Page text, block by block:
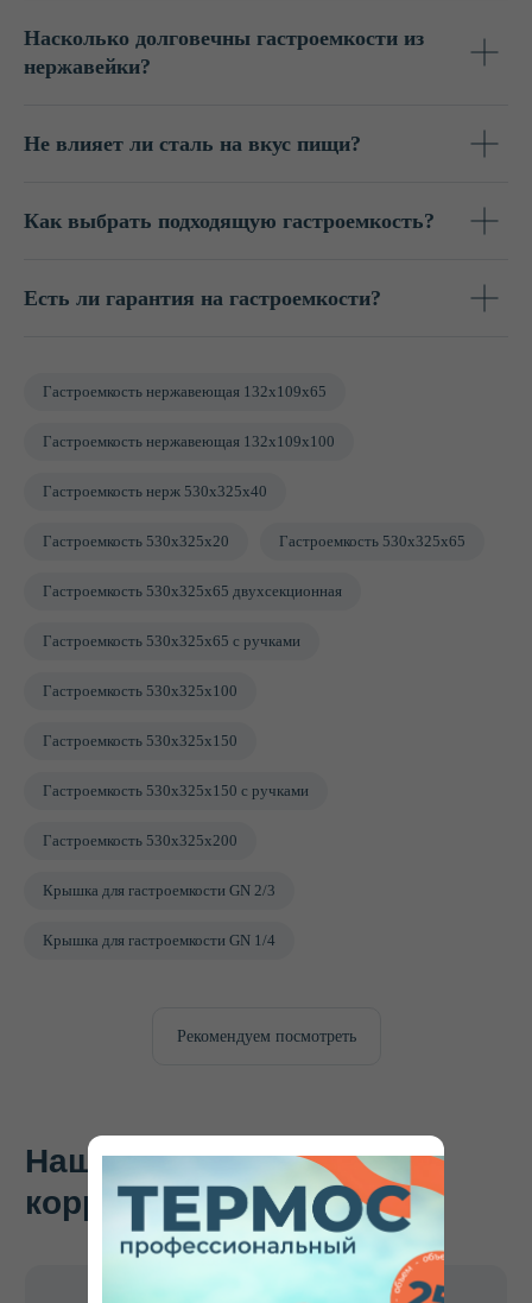
Насколько долговечны гастроемкости из
нержавейки?
Не влияет ли сталь на вкус пищи?
Как выбрать подходящую гастроемкость?
Есть ли гарантия на гастроемкости?
Гастроемкость нержавеющая 132х109х65
Гастроемкость нержавеющая 132х109х100
Гастроемкость нерж 530х325х40
Гастроемкость 530х325х20 Гастроемкость 530х325х65
Гастроемкость 530х325х65 двухсекционная
Гастроемкость 530х325х65 с ручками
Гастроемкость 530х325х100
Гастроемкость 530х325х150
Гастроемкость 530х325х150 с ручками
Гастроемкость 530х325х200
Крышка для гастроемкости GN 2/3
Крышка для гастроемкости GN 1/4
Рекомендуем посмотреть
Всегда в наличии
в наличии и готов к
тепла и холода более 8 часов.
для наших клиентов в транспортных
компаниях — экономия до 12%.
для организации стационарного
До 20%